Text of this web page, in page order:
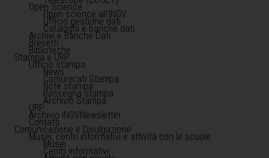
Open Science
Open science all'INGV
Ufficio gestione dati
Cataloghi e banche dati
Archivi e Banche Dati
Brevetti
Biblioteche
Stampa e URP
Ufficio stampa
News
Comunicati Stampa
Note stampa
Rassegna stampa
Archivio Stampa
URP
Archivio INGVNewsletter
Contatti
Comunicazione e Divulgazione
Musei, centri informativi e attività con le scuole
Musei
Centri informativi